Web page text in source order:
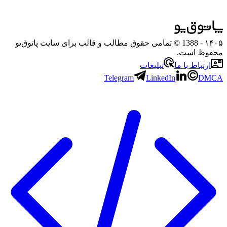
۱۴۰۵
- 1388 © تمامی حقوق مطالب و قالب برای سایت پاتوق‌یو
محفوظ است.
ارتباط با ما
تبلیغات
Telegram
LinkedIn DMCA